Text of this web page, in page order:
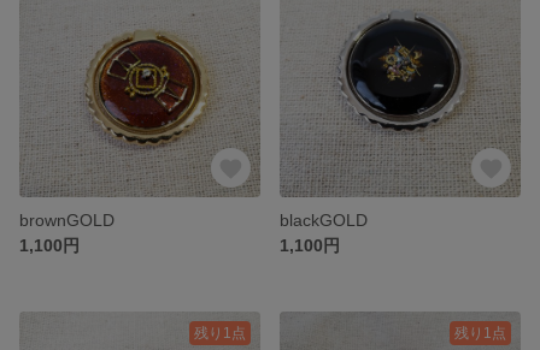
brownGOLD
1,100円
blackGOLD
1,100円
残り1点 残り1点